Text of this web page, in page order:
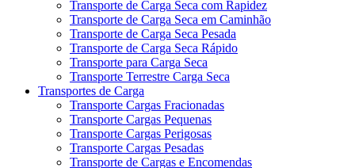
Transporte de Carga Seca com Rapidez
Transporte de Carga Seca em Caminhão
Transporte de Carga Seca Pesada
Transporte de Carga Seca Rápido
Transporte para Carga Seca
Transporte Terrestre Carga Seca
Transportes de Carga
Transporte Cargas Fracionadas
Transporte Cargas Pequenas
Transporte Cargas Perigosas
Transporte Cargas Pesadas
Transporte de Cargas e Encomendas